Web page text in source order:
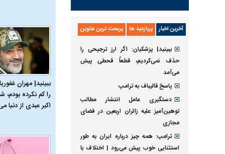
ببینید| مهران
را کم نکرده بودم،
اکبر عبدی از دنیا
آخرین اخبار پربازدید ها پربحث ترین عناوین
ببینید| پزشکیان: اگر ارز ترجیحی را
حذف نمی‌کردیم، قطعاً قحطی پیش
می‌آمد
پاسخ قالیباف به ترامپ
دستگیری عامل انتشار مطالب
توهین‌آمیز علیه زائران اربعین در فضای
مجازی
ترامپ: همه چیز درباره ایران به طور
استثنایی خوب پیش می‌رود | اختلاف با